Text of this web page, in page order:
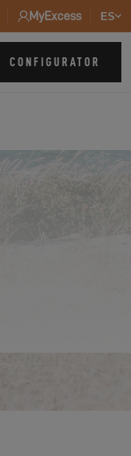
MyExcess ES
CONFIGURATOR